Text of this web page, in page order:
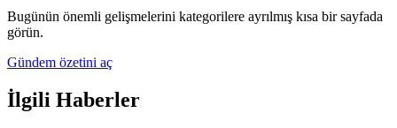
Bugünün önemli gelişmelerini kategorilere ayrılmış kısa bir sayfada
görün.
Gündem özetini aç
İlgili Haberler